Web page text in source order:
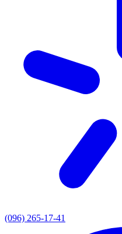
(096) 265-17-41